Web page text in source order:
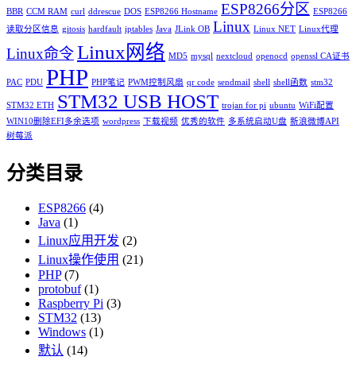
BBR CCM RAM curl ddrescue DOS ESP8266 Hostname ESP8266分区 ESP8266
读取分区信息 gitosis hardfault iptables Java JLink OB Linux Linux NET Linux代理
Linux命令Linux网络 MD5 mysql nextcloud openocd openssl CA证书
PAC PDU PHP PHP笔记 PWM控制风扇 qr code sendmail shell shell函数 stm32
STM32 ETH STM32 USB HOST trojan for pi ubuntu WiFi配置
WIN10删除EFI多余选项 wordpress 下载视频 优秀的软件 多系统启动U盘 新浪微博API
树莓派
分类目录
ESP8266 (4)
Java (1)
Linux应用开发 (2)
Linux操作使用 (21)
PHP(7)
protobuf(1)
Raspberry Pi (3)
STM32 (13)
Windows (1)
默认 (14)